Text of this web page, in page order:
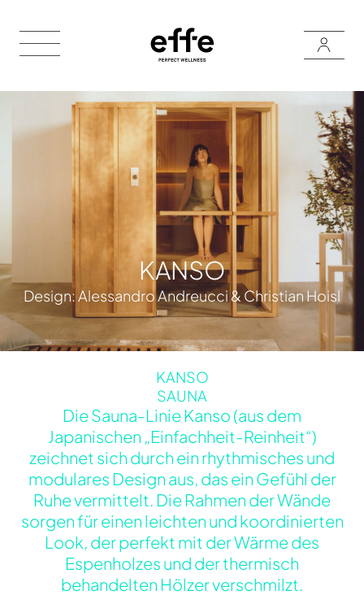
KANSO
Design:Alessandro Andreucci & Christian Hoisl
KANSO
SAUNA
Die Sauna-Linie Kanso (aus dem
Japanischen „Einfachheit-Reinheit“)
zeichnet sich durch ein rhythmisches und
modulares Design aus, das ein Gefühl der
Ruhe vermittelt. Die Rahmen der Wände
sorgen für einen leichten und koordinierten
Look, der perfekt mit der Wärme des
Espenholzes und der thermisch
behandelten Hölzer verschmilzt.